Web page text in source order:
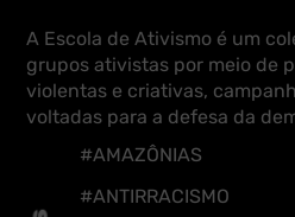
A Escola de Ativismo é um
grupos ativistas por meio de
violentas e criativas,
voltadas para a defesa da
#AMAZÔNIAS
#ANTIRRACISMO